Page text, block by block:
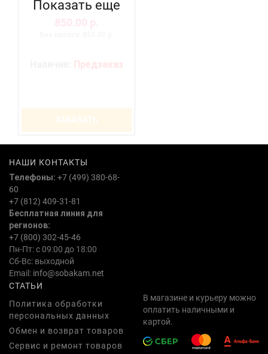
Предзаказ
Показать еще
НАШИ КОНТАКТЫ
Телефоны: +7 (499) 380-68-
60
+7 (812) 409-31-81
Бесплатная линия для
регионов:
+7 (800) 302-45-46
Пн-Пт: с 09:00 до 18:00
Сб-Вс: выходной
Email: info@sobakam.net
СТАТЬИ
Политика обработки
персональных данных
Обмен и возврат товаров
Сервис и ремонт товаров
В магазине и курьеру можно
оплатить наличными и
картой.